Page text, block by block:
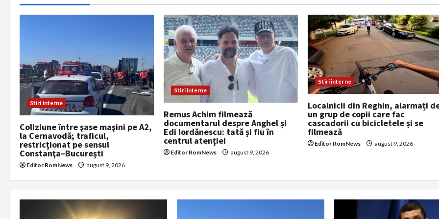
n
i
g
t
i
o
Stiri interne
Coliziune între şase maşini pe A2,
la Cernavodă; traficul,
restricţionat pe sensul
Constanţa–Bucureşti
Editor RomNews august 9, 2026
Stiri interne
Remus Achim filmează
documentarul despre Anghel și
Edi Iordănescu: tată și fiu în
centrul atenției
Editor RomNews august 9, 2026
Stiri interne
Localnicii din Reghin, alarmați
un grup de copii care fac
cascadorii cu bicicletele și se
filmează
Editor RomNews august 9, 2026